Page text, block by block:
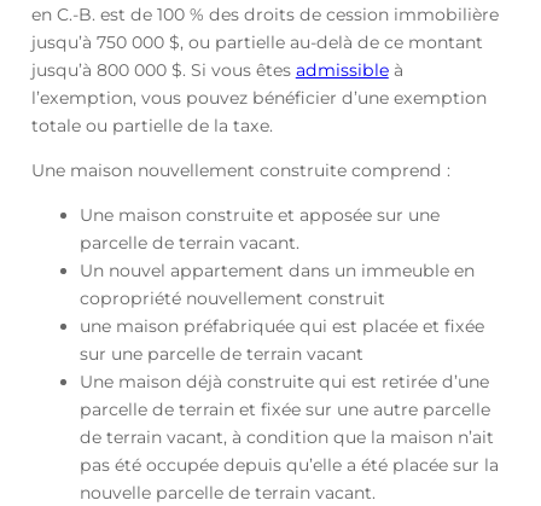
en C.-B. est de 100 % des droits de cession immobilière
jusqu’à 750 000 $, ou partielle au-delà de ce montant
jusqu’à 800 000 $. Si vous êtes admissibleà
l’exemption, vous pouvez bénéficier d’une exemption
totale ou partielle de la taxe.
Une maison nouvellement construite comprend :
Une maison construite et apposée sur une
parcelle de terrain vacant.
Un nouvel appartement dans un immeuble en
copropriété nouvellement construit
une maison préfabriquée qui est placée et fixée
sur une parcelle de terrain vacant
Une maison déjà construite qui est retirée d’une
parcelle de terrain et fixée sur une autre parcelle
de terrain vacant, à condition que la maison n’ait
pas été occupée depuis qu’elle a été placée sur la
nouvelle parcelle de terrain vacant.